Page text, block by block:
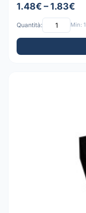
1.48€ – 1.83€
Quantità: Min: 1